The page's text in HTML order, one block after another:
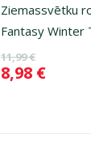
Ziemassvētku
Fantasy Winter
Oriģinālā cena
11,99 €
Cena
8,98 €